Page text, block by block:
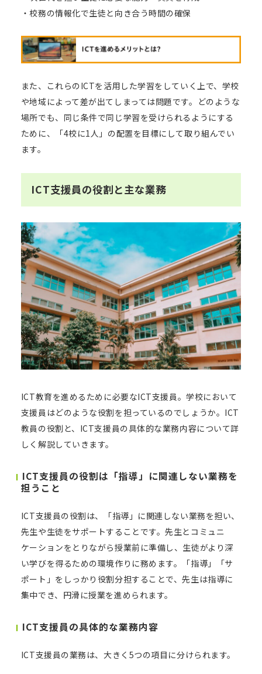
・校務の情報化で生徒と向き合う時間の確保
また、これらのICTを活用した学習をしていく上で、学校
や地域によって差が出てしまっては問題です。どのような
場所でも、同じ条件で同じ学習を受けられるようにする
ために、「4校に1人」の配置を目標にして取り組んでい
ます。
ICT支援員の役割と主な業務
ICT教育を進めるために必要なICT支援員。学校において
支援員はどのような役割を担っているのでしょうか。ICT
教員の役割と、ICT支援員の具体的な業務内容について詳
しく解説していきます。
ICT支援員の役割は「指導」に関連しない業務を
担うこと
ICT支援員の役割は、「指導」に関連しない業務を担い、
先生や生徒をサポートすることです。先生とコミュニ
ケーションをとりながら授業前に準備し、生徒がより深
い学びを得るための環境作りに務めます。「指導」「サ
ポート」をしっかり役割分担することで、先生は指導に
集中でき、円滑に授業を進められます。
ICT支援員の具体的な業務内容
ICT支援員の業務は、大きく5つの項目に分けられます。